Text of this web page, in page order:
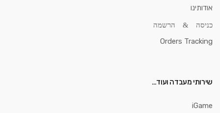
אודותינו
כניסה & הרשמה
Orders Tracking
שירותי מעבדה ועוד…
iGame